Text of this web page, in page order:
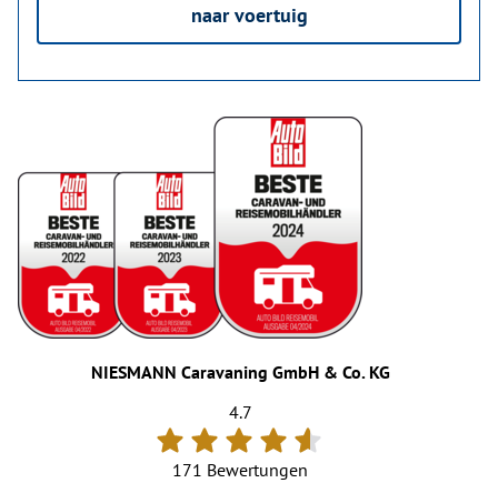
naar voertuig
NIESMANN Caravaning GmbH & Co. KG
4.7
171 Bewertungen